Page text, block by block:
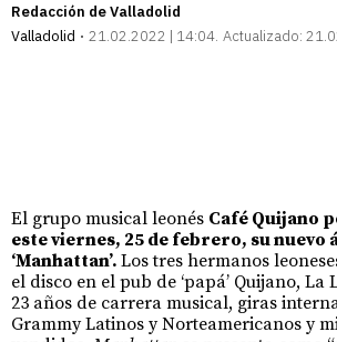
Redacción de Valladolid
Valladolid
21.02.2022 | 14:04 Actualizado:
El grupo musical leonés Café Quijano
este viernes, 25 de febrero, su
‘Manhattan’. Los tres hermanos
el disco en el pub de ‘papá’ Quijano, La
23 años de carrera musical, giras
Grammy Latinos y Norteamericanos y